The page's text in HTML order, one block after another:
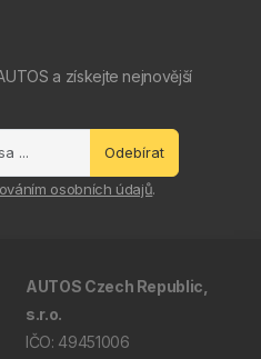
a získejte nejnovější
Odebírat
osobních údajů.
AUTOS Czech Republic,
s.r.o.
IČO: 49451006